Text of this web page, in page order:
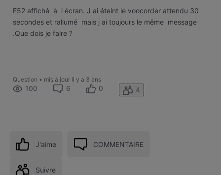
E52 affiché à l écran. J ai éteint le voocorder attendu 30
secondes et rallumé mais j ai toujours le même message
.Que dois je faire ?
Question • mis à jour il y a 3 ans
100 6 0 4
J'aime COMMENTAIRE
Suivre